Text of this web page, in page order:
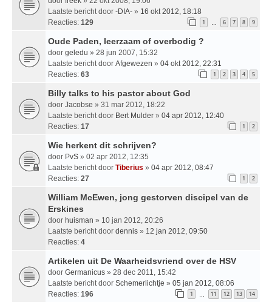
Laatste bericht door -DIA- » 16 okt 2012, 18:18
Reacties: 129 1 … 6 7 8 9
Oude Paden, leerzaam of overbodig ?
door geledu » 28 jun 2007, 15:32
Laatste bericht door Afgewezen » 04 okt 2012, 22:31
Reacties: 63 1 2 3 4 5
Billy talks to his pastor about God
door Jacobse » 31 mar 2012, 18:22
Laatste bericht door Bert Mulder » 04 apr 2012, 12:40
Reacties: 17 1 2
Wie herkent dit schrijven?
door PvS » 02 apr 2012, 12:35
Laatste bericht door Tiberius » 04 apr 2012, 08:47
Reacties: 27 1 2
William McEwen, jong gestorven discipel van de
Erskines
door huisman » 10 jan 2012, 20:26
Laatste bericht door dennis » 12 jan 2012, 09:50
Reacties: 4
Artikelen uit De Waarheidsvriend over de HSV
door Germanicus » 28 dec 2011, 15:42
Laatste bericht door Schemerlichtje » 05 jan 2012, 08:06
Reacties: 196 1 … 11 12 13 14